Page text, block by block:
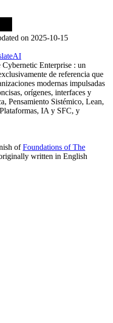
on 2025-10-15
Enterprise : un
de referencia que
modernas impulsadas
orígenes, interfaces y
Pensamiento Sistémico, Lean,
IA y SFC, y
ofFoundations of The
written in English